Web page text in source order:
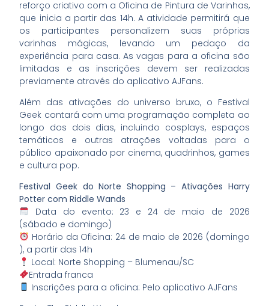
reforço criativo com a Oficina de Pintura de Varinhas,
que inicia a partir das 14h. A atividade permitirá que
os participantes personalizem suas próprias
varinhas mágicas, levando um pedaço da
experiência para casa. As vagas para a oficina são
limitadas e as inscrições devem ser realizadas
previamente através do aplicativo AJFans.
Além das ativações do universo bruxo, o Festival
Geek contará com uma programação completa ao
longo dos dois dias, incluindo cosplays, espaços
temáticos e outras atrações voltadas para o
público apaixonado por cinema, quadrinhos, games
e cultura pop.
Festival Geek do Norte Shopping – Ativações Harry
Potter com Riddle Wands
Data do evento: 23 e 24 de maio de 2026
(sábado e domingo)
Horário da Oficina: 24 de maio de 2026 (domingo
), a partir das 14h
Local: Norte Shopping – Blumenau/SC
Entrada franca
Inscrições para a oficina: Pelo aplicativo AJFans